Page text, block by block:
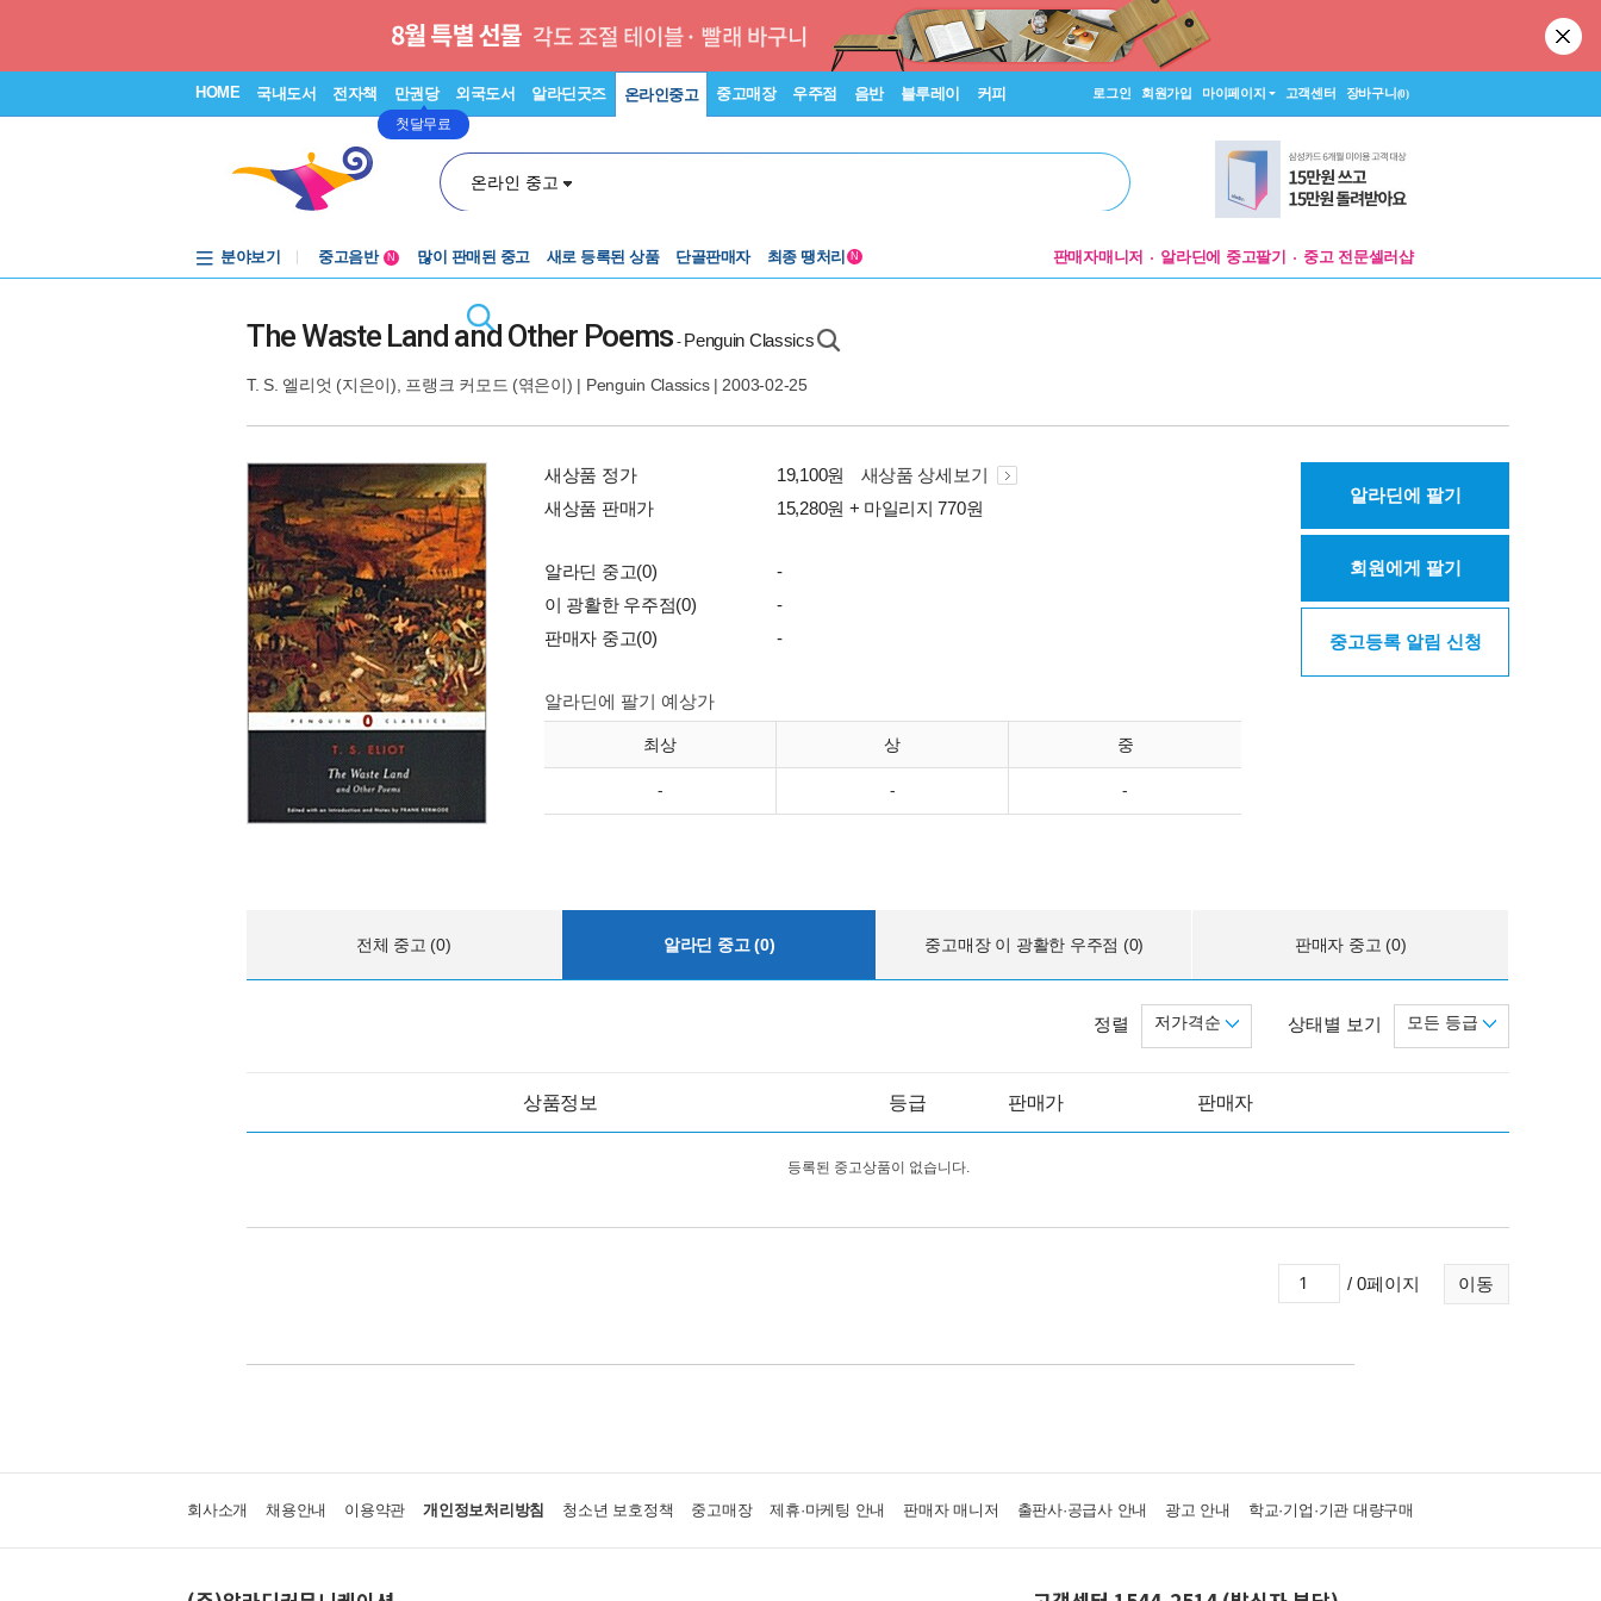
HOME 국내도서 전자책 만권당
첫달무료
외국도서 알라딘굿즈 온라인중고 중고매장 우주점 음반 블루레이 커피 로그인 회원가입 마이페이지 고객센터 장바구니(0)
온라인 중고
분야보기
중고음반
N 많이 판매된 중고 새로 등록된 상품 단골판매자 최종 땡처리 N 판매자매니저 알라딘에 중고팔기 중고 전문셀러샵
The Waste Land and Other Poems - Penguin Classics
T. S. 엘리엇 (지은이), 프랭크 커모드 (엮은이) | Penguin Classics| 2003-02-25
새상품 정가 19,100원
새상품 상세보기
새상품 판매가
15,280원 + 마일리지 770원
알라딘 중고(0)
-
이 광활한 우주점(0)
-
판매자 중고(0)
-
알라딘에 팔기 예상가
최상 상 중
- - -
알라딘에 팔기
회원에게 팔기
중고등록 알림 신청
전체 중고 (0) 알라딘 중고 (0) 중고매장 이 광활한 우주점 (0) 판매자 중고 (0)
상태별 보기 모든 등급
정렬 저가격순
상품정보 등급 판매가 판매자
등록된 중고상품이 없습니다.
이동
/ 0페이지
회사소개 채용안내 이용약관 개인정보처리방침 청소년 보호정책 중고매장 제휴·마케팅 안내 판매자 매니저 출판사·공급사 안내 광고 안내 학교·기업·기관 대량구매